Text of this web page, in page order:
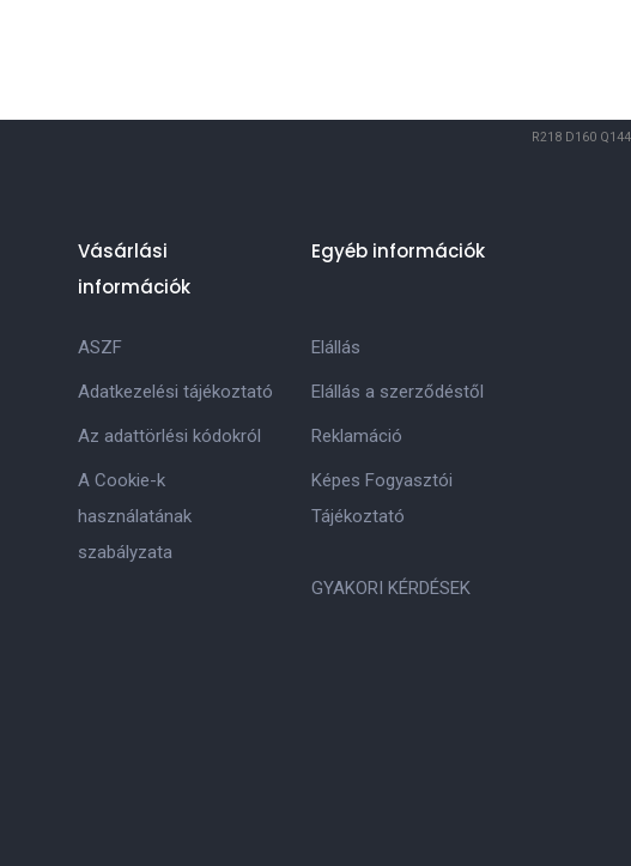
R218 D160 Q144
Vásárlási
információk
ASZF
Adatkezelési tájékoztató
Az adattörlési kódokról
A Cookie-k
használatának
szabályzata
Egyéb információk
Elállás
Elállás a szerződéstől
Reklamáció
Képes Fogyasztói
Tájékoztató
GYAKORI KÉRDÉSEK